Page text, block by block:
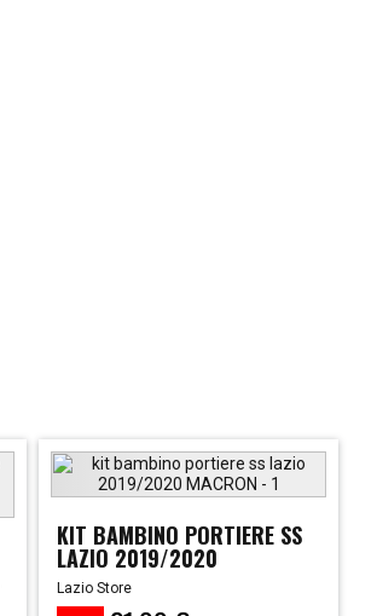
KIT BAMBINO PORTIERE SS
LAZIO 2019/2020
Lazio Store